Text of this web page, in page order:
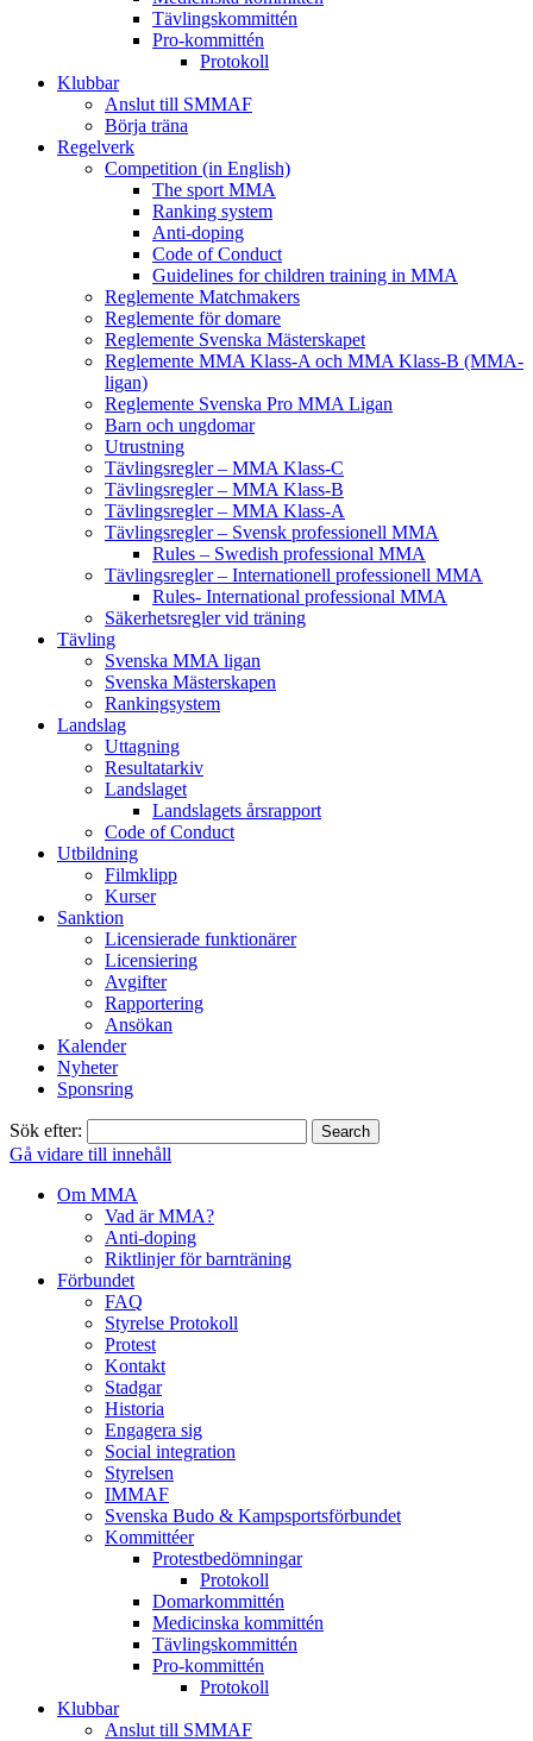
Tävlingskommittén
Pro-kommittén
Protokoll
Klubbar
Anslut till SMMAF
Börja träna
Regelverk
Competition (in English)
The sport MMA
Ranking system
Anti-doping
Code of Conduct
Guidelines for children training in MMA
Reglemente Matchmakers
Reglemente för domare
Reglemente Svenska Mästerskapet
Reglemente MMA Klass-A och MMA Klass-B (MMA-
ligan)
Reglemente Svenska Pro MMA Ligan
Barn och ungdomar
Utrustning
Tävlingsregler – MMA Klass-C
Tävlingsregler – MMA Klass-B
Tävlingsregler – MMA Klass-A
Tävlingsregler – Svensk professionell MMA
Rules – Swedish professional MMA
Tävlingsregler – Internationell professionell MMA
Rules- International professional MMA
Säkerhetsregler vid träning
Tävling
Svenska MMA ligan
Svenska Mästerskapen
Rankingsystem
Landslag
Uttagning
Resultatarkiv
Landslaget
Landslagets årsrapport
Code of Conduct
Utbildning
Filmklipp
Kurser
Sanktion
Licensierade funktionärer
Licensiering
Avgifter
Rapportering
Ansökan
Kalender
Nyheter
Sponsring
Sök efter:
Gå vidare till innehåll
Om MMA
Vad är MMA?
Anti-doping
Riktlinjer för barnträning
Förbundet
FAQ
Styrelse Protokoll
Protest
Kontakt
Stadgar
Historia
Engagera sig
Social integration
Styrelsen
IMMAF
Svenska Budo & Kampsportsförbundet
Kommittéer
Protestbedömningar
Protokoll
Domarkommittén
Medicinska kommittén
Tävlingskommittén
Pro-kommittén
Protokoll
Klubbar
Anslut till SMMAF